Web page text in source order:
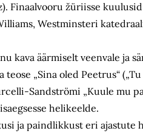
Finaalvooru žüriisse
Westminsteri
kava äärmiselt veenvale ja
„Sina oled Peetrus“
Sandströmi „Kuule mu
helikeelde.
ja paindlikkust eri